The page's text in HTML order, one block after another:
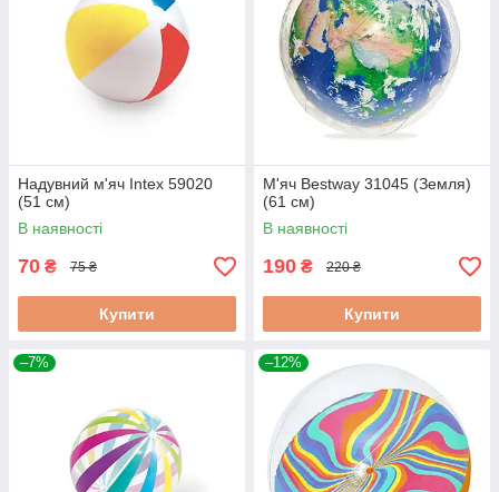
Надувний м'яч Intex 59020
(51 см)
В наявності
70 ₴ 75 ₴
Купити
М'яч Вestway 31045 (Земля)
(61 см)
В наявності
190 ₴ 220 ₴
Купити
–7% –12%